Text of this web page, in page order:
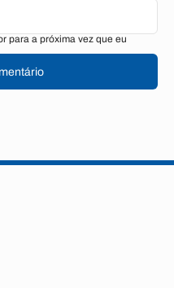
para a próxima vez que eu